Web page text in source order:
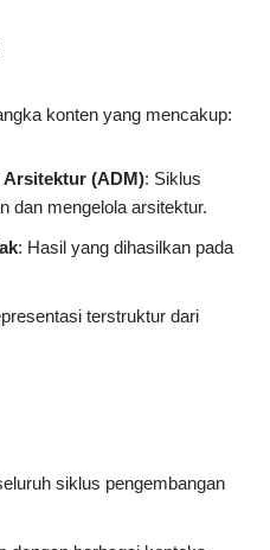
konten yang mencakup:
Arsitektur (ADM): Siklus
dan mengelola arsitektur.
: Hasil yang dihasilkan pada
terstruktur dari
siklus pengembangan